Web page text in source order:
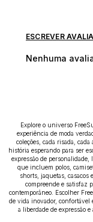
ESCREVER
Nenhuma
Explore o universo
experiência de moda
coleções, cada risada,
história esperando para ser
expressão de
que incluem polos,
shorts, jaquetas, casacos
compreende e satisfaz
contemporâneo. Escolher
de vida inovador, confortável
a liberdade de expressão